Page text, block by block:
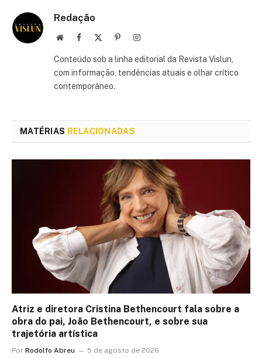
Redação
Site Facebook PinterestInstagram
Conteúdo sob a linha editorial da Revista Vislun,
com informação, tendências atuais e olhar crítico
contemporâneo.
MATÉRIAS RELACIONADAS
Atriz e diretora Cristina Bethencourt fala sobre a
obra do pai, João Bethencourt, e sobre sua
trajetória artística
Por Rodolfo Abreu 5 de agosto de 2026